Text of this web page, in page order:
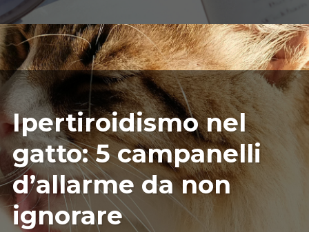
04/08/2026
ILARIAMARIANICRF
Ipertiroidismo nel
gatto: 5 campanelli
d’allarme da non
ignorare